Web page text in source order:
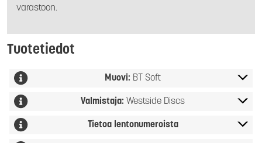
varastoon.
Tuotetiedot
Muovi: BT Soft
Valmistaja: Westside Discs
Tietoa lentonumeroista